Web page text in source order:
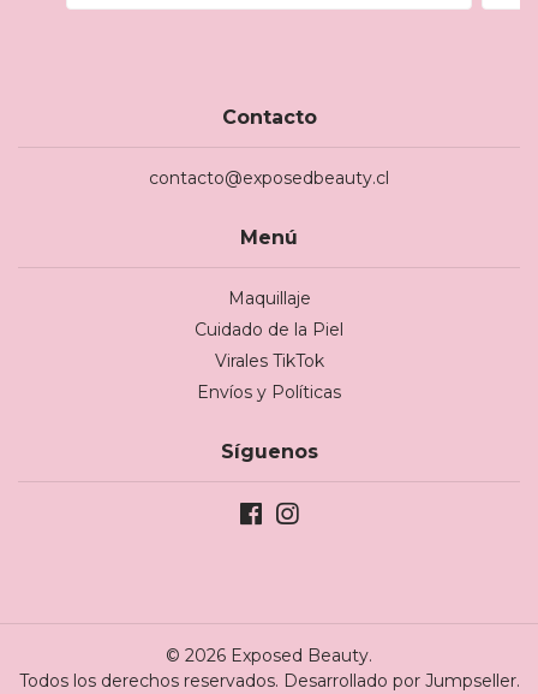
Contacto
contacto@exposedbeauty.cl
Menú
Maquillaje
Cuidado de la Piel
Virales TikTok
Envíos y Políticas
Síguenos
© 2026 Exposed Beauty.
Todos los derechos reservados. Desarrollado por Jumpseller.